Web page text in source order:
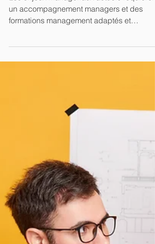
managers : Quelles
nouveautés en 2025 ?
Les enjeux managériaux actuels requièrent
un accompagnement managers et des